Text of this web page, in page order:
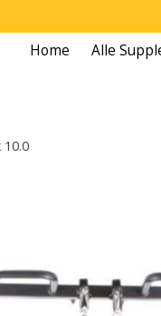
Home Alle